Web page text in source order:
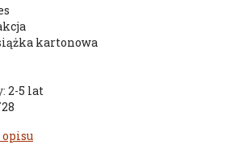
kartonowa
2-5 lat
opisu